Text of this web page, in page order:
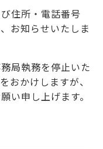
住所・電話番号
お知らせいたしま
局執務を停止いた
おかけしますが、
い申し上げます。